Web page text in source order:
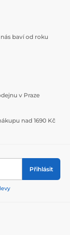
baví od roku
v Praze
nad 1690 Kč
Přihlásit